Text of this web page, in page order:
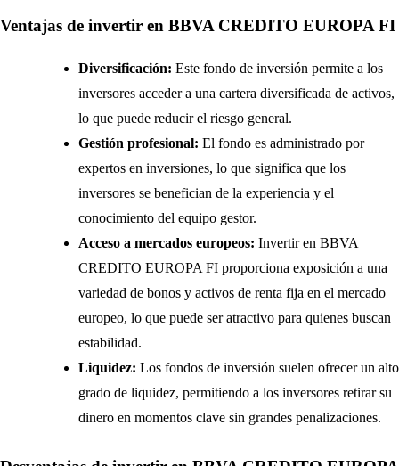
Ventajas de invertir en BBVA CREDITO EUROPA FI
Diversificación: Este fondo de inversión permite a los
inversores acceder a una cartera diversificada de activos,
lo que puede reducir el riesgo general.
Gestión profesional: El fondo es administrado por
expertos en inversiones, lo que significa que los
inversores se benefician de la experiencia y el
conocimiento del equipo gestor.
Acceso a mercados europeos: Invertir en BBVA
CREDITO EUROPA FI proporciona exposición a una
variedad de bonos y activos de renta fija en el mercado
europeo, lo que puede ser atractivo para quienes buscan
estabilidad.
Liquidez: Los fondos de inversión suelen ofrecer un alto
grado de liquidez, permitiendo a los inversores retirar su
dinero en momentos clave sin grandes penalizaciones.